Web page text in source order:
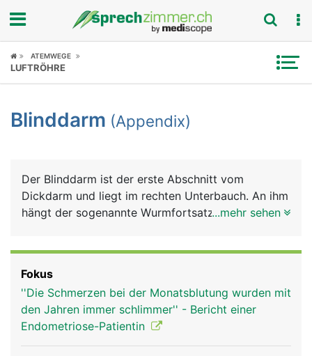
Fokus
Symptome
News
Rubriken
ATEMWEGE
LUFTRÖHRE
Blinddarm (Appendix)
Der Blinddarm ist der erste Abschnitt vom
Dickdarm und liegt im rechten Unterbauch. An ihm
hängt der sogenannte Wurmfortsatz, der
haben, da dort sehr viele Abwehrzellen
(Lymphozyten) im Gewebe zu finden sind.
...mehr sehen
Fokus
''Die Schmerzen bei der Monatsblutung wurden mit
den Jahren immer schlimmer'' - Bericht einer
Endometriose-Patientin